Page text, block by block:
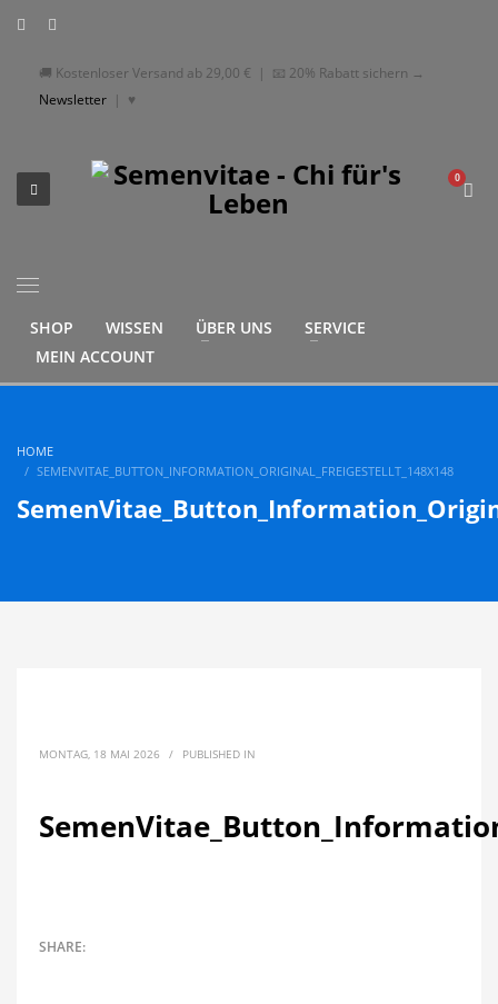
🚚 Kostenloser Versand ab 29,00 € | 📧 20% Rabatt sichern →
Newsletter | ♥
SHOP WISSEN ÜBER UNS
SERVICE
MEIN ACCOUNT
HOME
SEMENVITAE_BUTTON_INFORMATION_ORIGINAL_FREIGESTELLT_148X148
MONTAG, 18 MAI 2026 / PUBLISHED IN